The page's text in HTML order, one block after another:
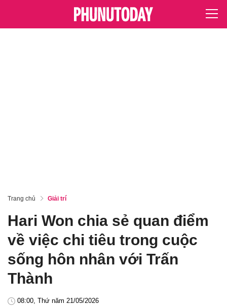
Trang chủ Giải trí
Hari Won chia sẻ quan điểm
về việc chi tiêu trong cuộc
sống hôn nhân với Trấn
Thành
08:00, Thứ năm 21/05/2026